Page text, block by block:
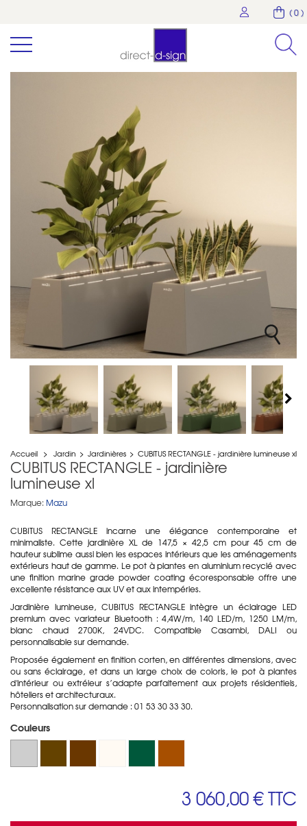
( 0 )
Accueil > Jardin > Jardinières > CUBITUS RECTANGLE - jardinière lumineuse xl
CUBITUS RECTANGLE - jardinière
lumineuse xl
Marque: Mazu
CUBITUS RECTANGLE incarne une élégance contemporaine et
minimaliste. Cette jardinière XL de 147,5 × 42,5 cm pour 45 cm de
hauteur sublime aussi bien les espaces intérieurs que les aménagements
extérieurs haut de gamme. Le pot à plantes en aluminium recyclé avec
une finition marine grade powder coating écoresponsable offre une
excellente résistance aux UV et aux intempéries.
Jardinière lumineuse, CUBITUS RECTANGLE intègre un éclairage LED
premium avec variateur Bluetooth : 4,4W/m, 140 LED/m, 1250 LM/m,
blanc chaud 2700K, 24VDC. Compatible Casambi, DALI ou
personnalisable sur demande.
Proposée également en finition corten, en différentes dimensions, avec
ou sans éclairage, et dans un large choix de coloris, le pot à plantes
d'intérieur ou extréieur s’adapte parfaitement aux projets résidentiels,
hôteliers et architecturaux.
Personnalisation sur demande : 01 53 30 33 30.
Couleurs
3 060,00 €TTC